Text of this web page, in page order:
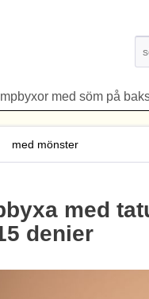
med söm på
med mönster
med
denier